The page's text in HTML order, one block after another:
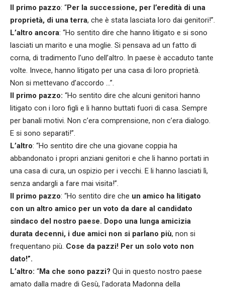
Il primo pazzo: “Per la successione, per l’eredità di una
proprietà, di una terra, che è stata lasciata loro dai genitori!”.
L’altro ancora: “Ho sentito dire che hanno litigato e si sono
lasciati un marito e una moglie. Si pensava ad un fatto di
corna, di tradimento l’uno dell’altro. In paese è accaduto tante
volte. Invece, hanno litigato per una casa di loro proprietà.
Non si mettevano d’accordo …”.
Il primo pazzo: “Ho sentito dire che alcuni genitori hanno
litigato con i loro figli e li hanno buttati fuori di casa. Sempre
per banali motivi. Non c’era comprensione, non c’era dialogo.
E si sono separati!”.
L’altro: “Ho sentito dire che una giovane coppia ha
abbandonato i propri anziani genitori e che li hanno portati in
una casa di cura, un ospizio per i vecchi. E li hanno lasciati lì,
senza andargli a fare mai visita!”.
Il primo pazzo: “Ho sentito dire che un amico ha litigato
con un altro amico per un voto da dare al candidato
sindaco del nostro paese. Dopo una lunga amicizia
durata decenni, i due amici non si parlano più, non si
frequentano più. Cose da pazzi! Per un solo voto non
dato!”.
L’altro: “Ma che sono pazzi? Qui in questo nostro paese
amato dalla madre di Gesù, l’adorata Madonna della